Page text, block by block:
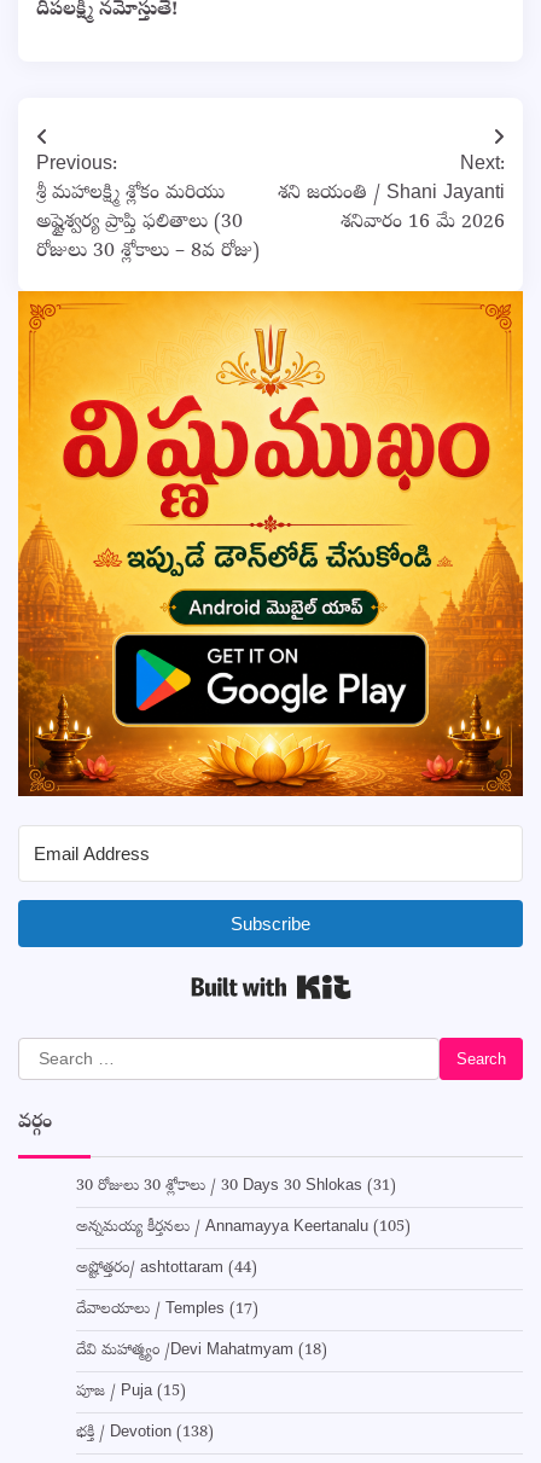
దీపలక్ష్మీ నమోస్తుతే!
Post
navigation
Previous:
శ్రీ మహాలక్ష్మి శ్లోకం మరియు
అష్టైశ్వర్య ప్రాప్తి ఫలితాలు (30
రోజులు 30 శ్లోకాలు – 8వ రోజు)
Next:
శని జయంతి / Shani Jayanti
శనివారం 16 మే 2026
Subscribe
Search
for:
వర్గం
30 రోజులు 30 శ్లోకాలు / 30 Days 30 Shlokas (31)
అన్నమయ్య కీర్తనలు / Annamayya Keertanalu (105)
అష్టోత్తరం/ ashtottaram (44)
దేవాలయాలు / Temples (17)
దేవి మహాత్మ్యం /Devi Mahatmyam (18)
పూజ / Puja(15)
భక్తి / Devotion (138)